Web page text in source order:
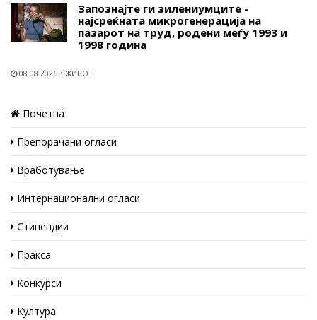
Запознајте ги зилениумците -
најсреќната микрогенерација на
пазарот на труд, родени меѓу 1993 и
1998 година
08.08.2026 ЖИВОТ
Почетна
Препорачани огласи
Вработување
Интернационални огласи
Стипендии
Пракса
Конкурси
Култура